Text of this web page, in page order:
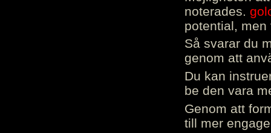
noterades.
potential, men
Så svarar du
genom att
Du kan
be den vara
Genom att
till mer